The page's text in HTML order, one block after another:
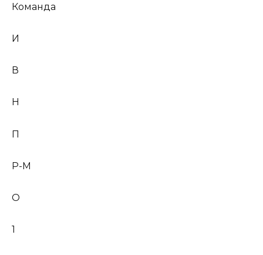
Команда
И
В
Н
П
Р-М
О
1